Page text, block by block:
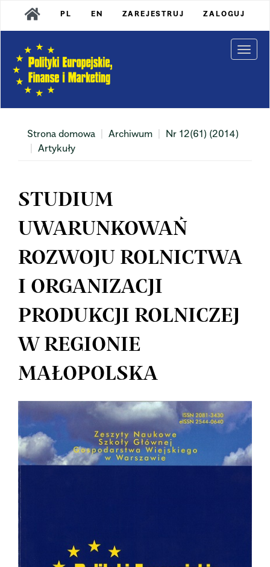
Main
Navigation
Content
Sidebar
PL EN ZAREJESTRUJ ZALOGUJ
Strona domowa Archiwum
Nr 12(61) (2014)
Artykuły
STUDIUM
UWARUNKOWAŃ
ROZWOJU ROLNICTWA
I ORGANIZACJI
PRODUKCJI ROLNICZEJ
W REGIONIE
MAŁOPOLSKA
Article
Sidebar